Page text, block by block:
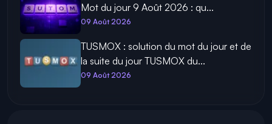
Mot du jour 9 Août 2026 : qu...
09 Août 2026
TUSMOX : solution du mot du jour et de
la suite du jour TUSMOX du...
09 Août 2026